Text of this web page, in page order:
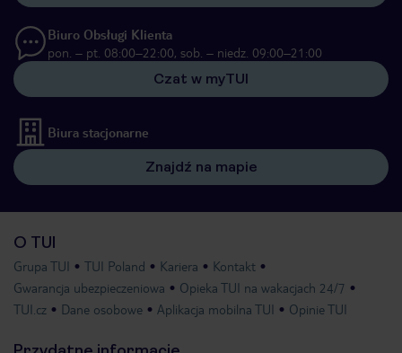
Biuro Obsługi Klienta
pon. – pt. 08:00–22:00, sob. – niedz. 09:00–21:00
Czat w myTUI
Biura stacjonarne
Znajdź na mapie
O TUI
Grupa TUI TUI Poland Kariera
Kontakt
Gwarancja ubezpieczeniowa
Opieka TUI na wakacjach 24/7
TUI.cz
Dane osobowe Aplikacja mobilna TUI Opinie TUI